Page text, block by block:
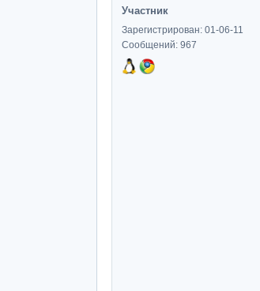
Участник
Зарегистрирован: 01-06-11
Сообщений: 967